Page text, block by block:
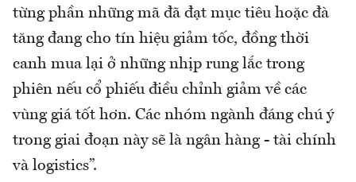
từng phần những mã đã đạt mục tiêu hoặc đà
tăng đang cho tín hiệu giảm tốc, đồng thời
canh mua lại ở những nhịp rung lắc trong
phiên nếu cổ phiếu điều chỉnh giảm về các
vùng giá tốt hơn. Các nhóm ngành đáng chú ý
trong giai đoạn này sẽ là ngân hàng - tài chính
và logistics”.